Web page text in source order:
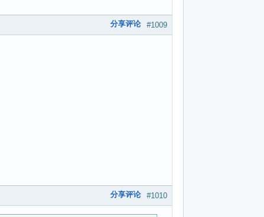
#1009
分享评论
#1010
分享评论